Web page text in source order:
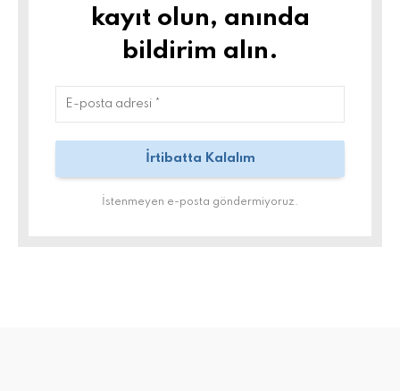
kayıt olun, anında
bildirim alın.
İstenmeyen e-posta göndermiyoruz.